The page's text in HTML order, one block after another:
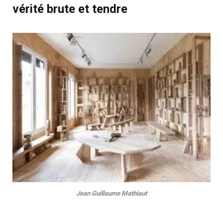
vérité brute et tendre
Jean Guillaume Mathiaut